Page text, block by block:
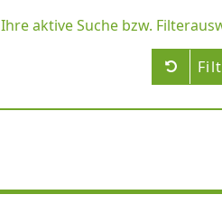
Ihre aktive Suche bzw.